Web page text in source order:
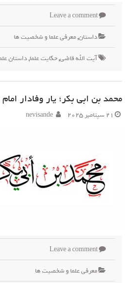
Leave a comment
داستان,معرفی علما و شخصیت ها
آیت الله قاضی,حکایت علما,داستان
محمد بن ابی بکر؛ یار وفادار
21 سپتامبر 2025 nevisande
Leave a comment
معرفی علما و شخصیت ها